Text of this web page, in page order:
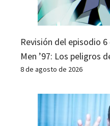
Revisión del episodio
Men ’97: Los peligros
8 de agosto de 2026